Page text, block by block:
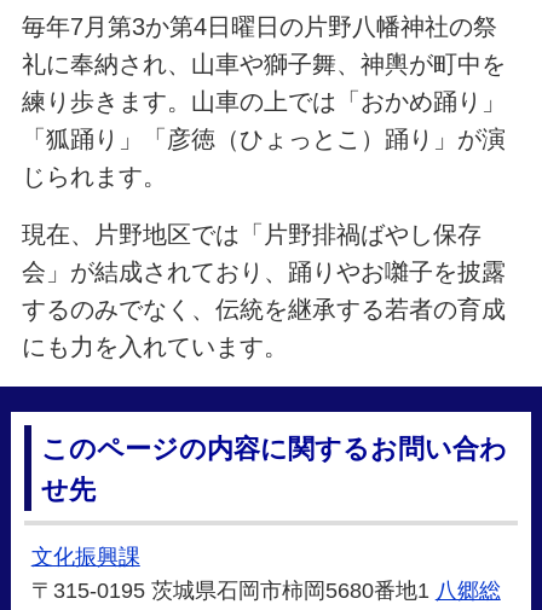
毎年7月第3か第4日曜日の片野八幡神社の祭
礼に奉納され、山車や獅子舞、神輿が町中を
練り歩きます。山車の上では「おかめ踊り」
「狐踊り」「彦徳（ひょっとこ）踊り」が演
じられます。
現在、片野地区では「片野排禍ばやし保存
会」が結成されており、踊りやお囃子を披露
するのみでなく、伝統を継承する若者の育成
にも力を入れています。
このページの内容に関するお問い合わ
せ先
文化振興課
〒315-0195 茨城県石岡市柿岡5680番地1 八郷総